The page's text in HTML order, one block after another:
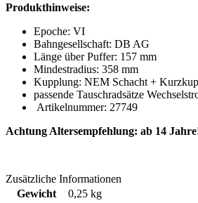
Produkthinweise:
Epoche: VI
Bahngesellschaft: DB AG
Länge über Puffer: 157 mm
Mindestradius: 358 mm
Kupplung: NEM Schacht +
passende Tauschradsätze
Artikelnummer: 27749
Achtung Altersempfehlung: ab 14
Zusätzliche Informationen
Gewicht
0,25 kg